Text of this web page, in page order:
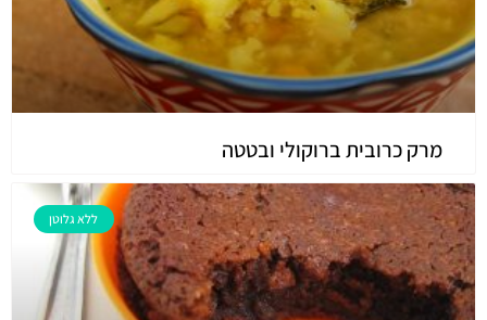
מרק כרובית ברוקולי ובטטה
ללא גלוטן